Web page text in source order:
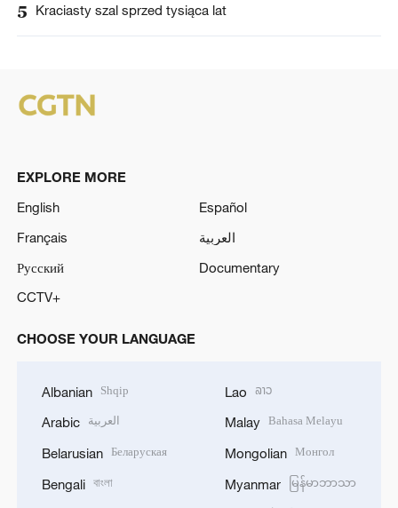
5 Kraciasty szal sprzed tysiąca lat
EXPLORE MORE
English
Español
Français
العربية
Русский
Documentary
CCTV+
CHOOSE YOUR LANGUAGE
Albanian Shqip
Arabic العربية
Belarusian Беларуская
Bengali বাংলা
Lao ລາວ
Malay Bahasa Melayu
Mongolian Монгол
Myanmar မြန်မာဘာသာ